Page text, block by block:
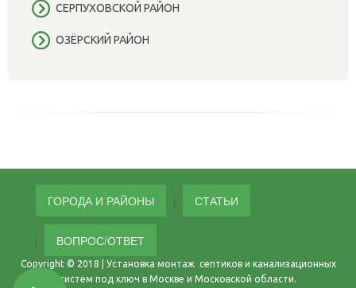
СЕРПУХОВСКОЙ РАЙОН
ОЗЁРСКИЙ РАЙОН
ГОРОДА И РАЙОНЫ СТАТЬИ
ВОПРОС/ОТВЕТ
Copyright © 2018 | Установка монтаж септиков и канализационных
систем под ключ в Москве и Московской области.